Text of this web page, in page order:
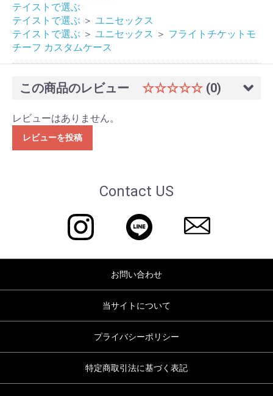
テイストで選ぶ
テイストで選ぶ ＞ ユニセックス
テイストで選ぶ ＞ ユニセックス ＞ フライトチケットモ
チーフ カスタムケース
この商品のレビュー ☆☆☆☆☆ (0)
レビューはありません。
レビューを投稿
Contact US
お問い合わせ
当サイトについて
プライバシーポリシー
特定商取引法に基づく表記